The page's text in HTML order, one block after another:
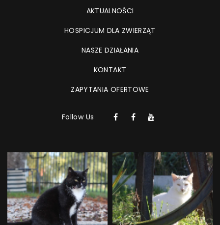
AKTUALNOŚCI
HOSPICJUM DLA ZWIERZĄT
NASZE DZIAŁANIA
KONTAKT
ZAPYTANIA OFERTOWE
Follow Us